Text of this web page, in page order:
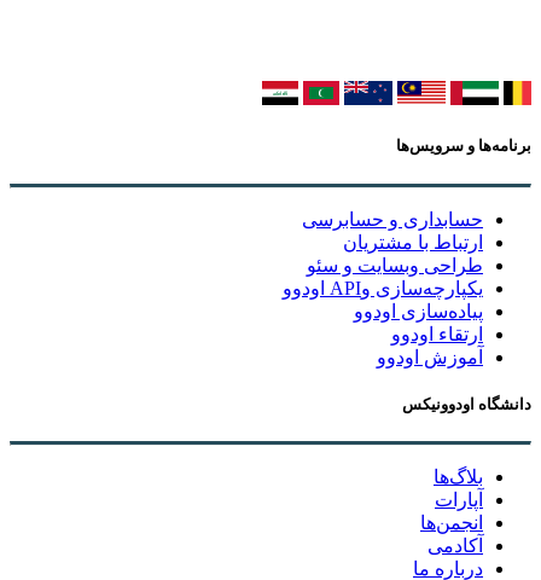
برنامه‌ها و سرویس‌ها
حسابداری و حسابرسی
ارتباط با مشتریان
طراحی وبسایت و سئو
یکپارچه‌سازی وAPI اودوو
پیاده‌سازی اودوو
ارتقاء اودوو
آموزش اودوو
دانشگاه اودوونیکس
بلاگ‌ها
آپارات
انجمن‌ها
آکادمی
درباره ما